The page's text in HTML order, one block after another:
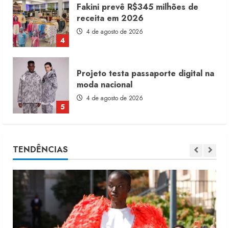
4
Fakini prevê R$345 milhões de
receita em 2026
4 de agosto de 2026
5
Projeto testa passaporte digital na
moda nacional
4 de agosto de 2026
1
Moda vende US$63,7 bilhões em
produtos licenciados
TENDÊNCIAS